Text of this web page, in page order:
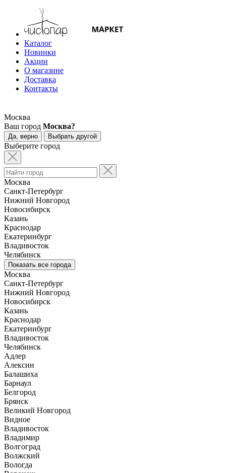
Каталог
Новинки
Акции
О магазине
Доставка
Контакты
Москва
Ваш город Москва?
Да, верно Выбрать другой
Выберите город
Москва
Санкт-Петербург
Нижний Новгород
Новосибирск
Казань
Краснодар
Екатеринбург
Владивосток
Челябинск
Показать все города
Москва
Санкт-Петербург
Нижний Новгород
Новосибирск
Казань
Краснодар
Екатеринбург
Владивосток
Челябинск
Адлер
Алексин
Балашиха
Барнаул
Белгород
Брянск
Великий Новгород
Видное
Владивосток
Владимир
Волгоград
Волжский
Вологда